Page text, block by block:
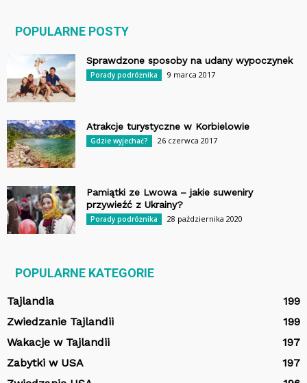
POPULARNE POSTY
Sprawdzone sposoby na udany wypoczynek
Porady podróżnika 9 marca 2017
Atrakcje turystyczne w Korbielowie
Gdzie wyjechać? 26 czerwca 2017
Pamiątki ze Lwowa – jakie suweniry
przywieźć z Ukrainy?
Porady podróżnika 28 października 2020
POPULARNE KATEGORIE
Tajlandia
199
Zwiedzanie Tajlandii
199
Wakacje w Tajlandii
197
Zabytki w USA
197